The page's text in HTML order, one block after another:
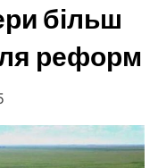
більш
реформ